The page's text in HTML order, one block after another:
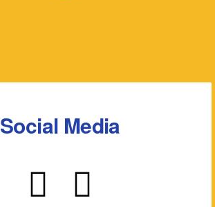
Social Media